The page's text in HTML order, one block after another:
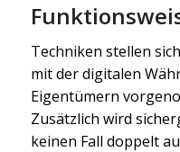
Techniken stellen
mit der digitalen
Eigentümern
Zusätzlich wird
keinen Fall doppelt